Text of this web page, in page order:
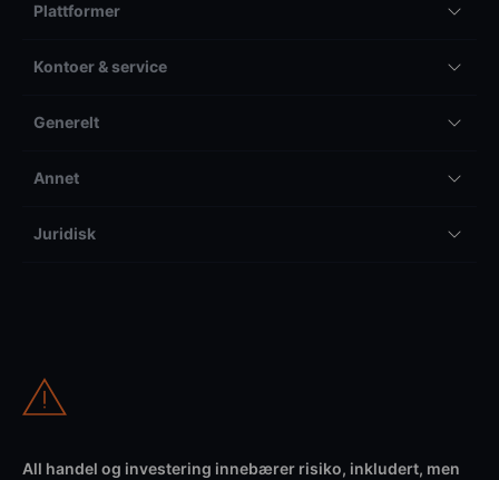
Plattformer
Kontoer & service
Generelt
Annet
Juridisk
All handel og investering innebærer risiko, inkludert, men